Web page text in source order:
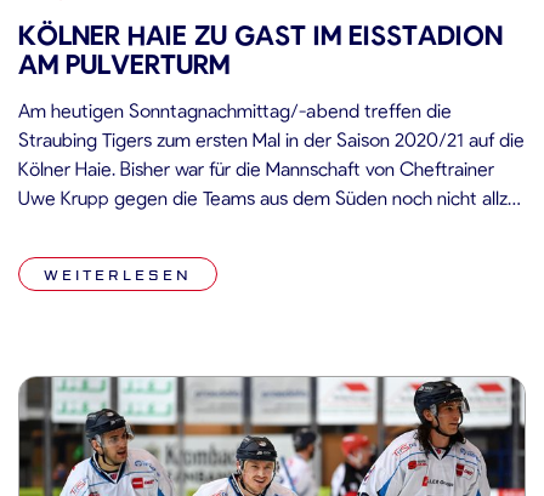
KÖLNER HAIE ZU GAST IM EISSTADION
AM PULVERTURM
Am heutigen Sonntagnachmittag/-abend treffen die
Straubing Tigers zum ersten Mal in der Saison 2020/21 auf die
Kölner Haie. Bisher war für die Mannschaft von Cheftrainer
Uwe Krupp gegen die Teams aus dem Süden noch nicht allzu
Sieger hervor. Im April stehen für die […]
WEITERLESEN